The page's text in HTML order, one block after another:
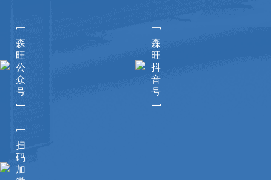
[
森
旺
公
众
号
]
[
森
旺
抖
音
号
]
[
扫
码
加